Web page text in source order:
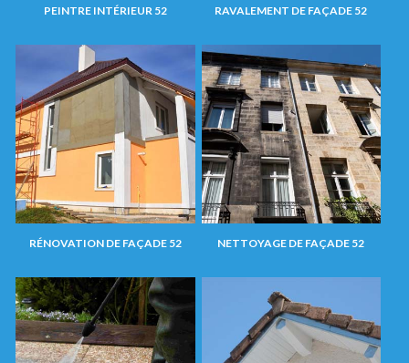
PEINTRE INTÉRIEUR 52 RAVALEMENT DE FAÇADE 52
RÉNOVATION DE FAÇADE 52 NETTOYAGE DE FAÇADE 52